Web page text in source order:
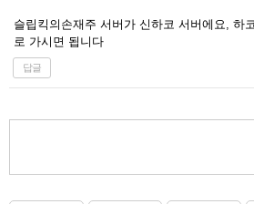
슬립킥의손재주 서버가 신하코 서버에요, 하
로 가시면 됩니다
답글